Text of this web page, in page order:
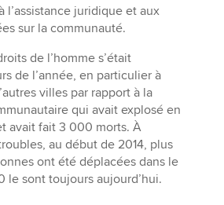
l’assistance juridique et aux
sur la communauté.
de l’homme s’était
de l’année, en particulier à
villes par rapport à la
qui avait explosé en
avait fait 3 000 morts. À
au début de 2014, plus
ont été déplacées dans le
sont toujours aujourd’hui.